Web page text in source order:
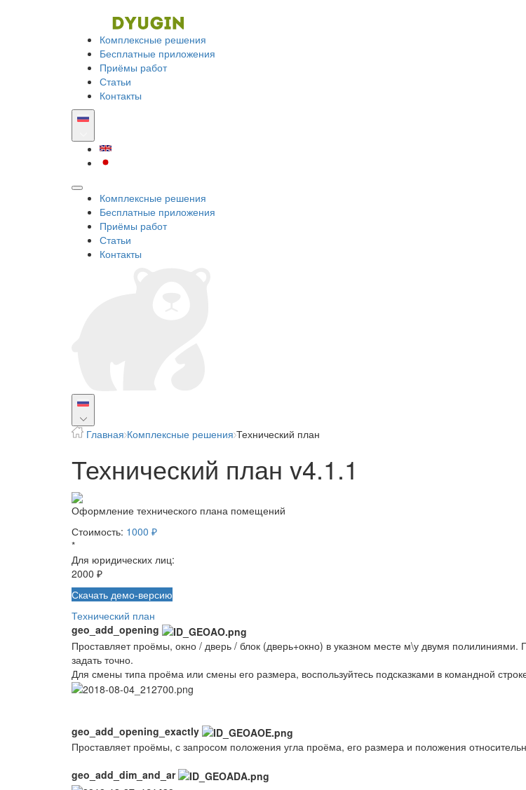
Комплексные решения
Бесплатные приложения
Приёмы работ
Статьи
Контакты
Комплексные решения
Бесплатные приложения
Приёмы работ
Статьи
Контакты
Главная Комплексные решения Технический план
Технический план v4.1.1
Оформление технического плана помещений
Стоимость: 1000 ₽
*
Для юридических лиц:
2000 ₽
Скачать демо-версию
Технический план
geo_add_opening
Проставляет проёмы, окно / дверь / блок (дверь+окно) в указном месте м\у двумя
задать точно.
Для смены типа проёма или смены его размера, воспользуйтесь подсказками в командной
geo_add_opening_exactly
Проставляет проёмы, с запросом положения угла проёма, его размера и положения
geo_add_dim_and_ar